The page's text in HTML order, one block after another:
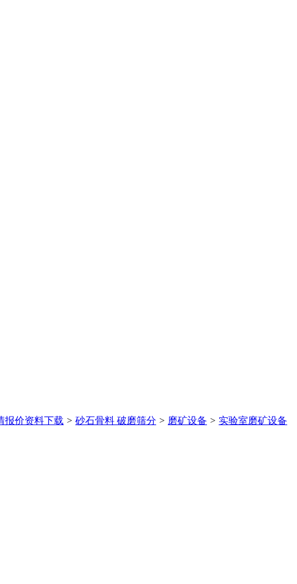
报价资料下载 > 砂石骨料 破磨筛分 > 磨矿设备 > 实验室磨矿设备